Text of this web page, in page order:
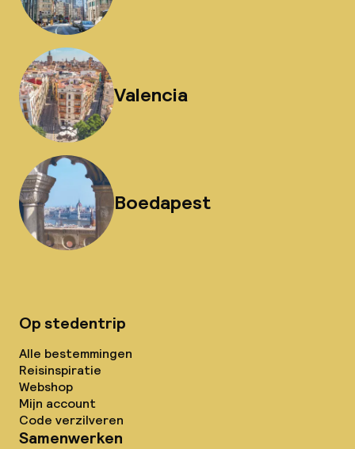
Valencia
Boedapest
Op stedentrip
Alle bestemmingen
Reisinspiratie
Webshop
Mijn account
Code verzilveren
Samenwerken